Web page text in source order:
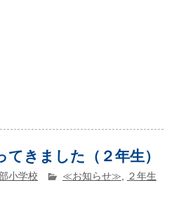
きました（２年生）
小学校 ≪お知らせ≫, ２年生